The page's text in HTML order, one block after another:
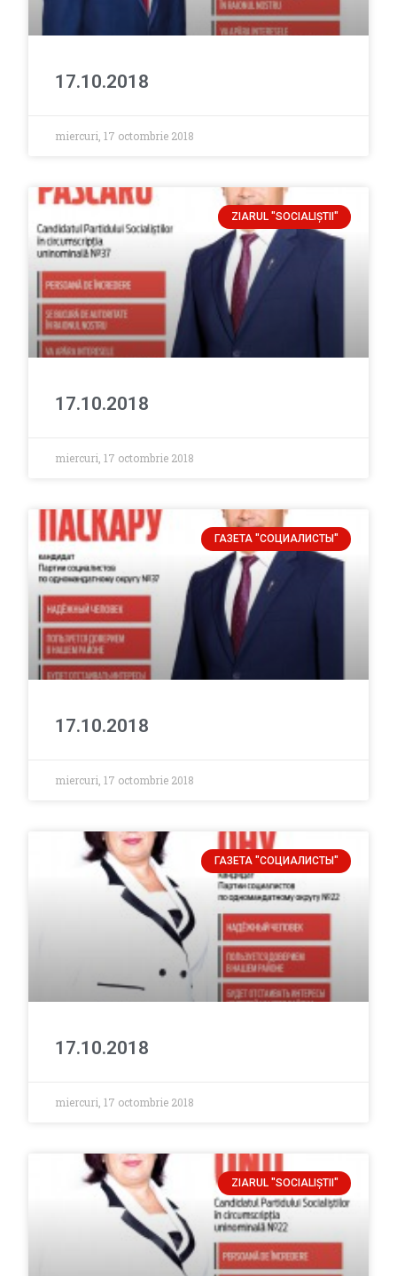
17.10.2018
miercuri, 17 octombrie 2018
ZIARUL "SOCIALIŞTII"
17.10.2018
miercuri, 17 octombrie 2018
ГАЗЕТА "СОЦИАЛИСТЫ"
17.10.2018
miercuri, 17 octombrie 2018
ГАЗЕТА "СОЦИАЛИСТЫ"
17.10.2018
miercuri, 17 octombrie 2018
ZIARUL "SOCIALIŞTII"